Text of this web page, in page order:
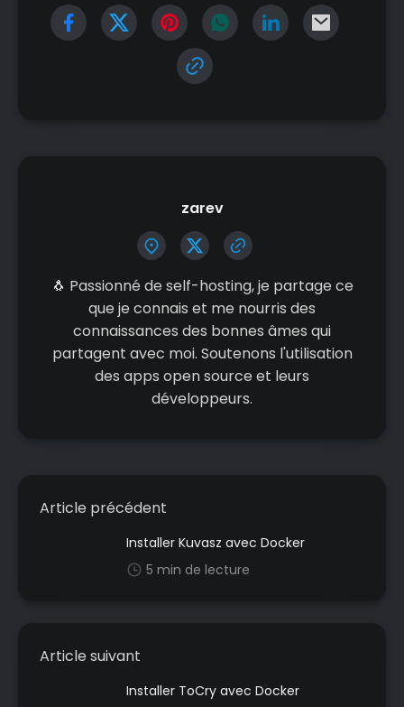
zarev
🐧 Passionné de self-hosting, je partage ce
que je connais et me nourris des
connaissances des bonnes âmes qui
partagent avec moi. Soutenons l'utilisation
des apps open source et leurs
développeurs.
Article précédent
Installer Kuvasz avec Docker
5 min de lecture
Article suivant
Installer ToCry avec Docker